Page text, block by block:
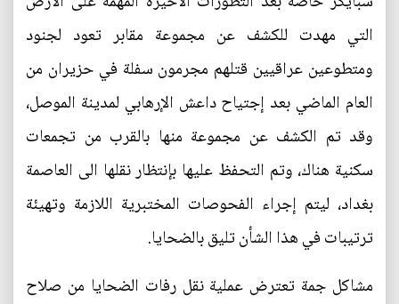
التي مهدت للكشف عن مجموعة مقابر تعود لجنود
ومتطوعين عراقيين قتلهم مجرمون سفلة في حزيران من
العام الماضي بعد إجتياح داعش الإرهابي لمدينة الموصل،
وقد تم الكشف عن مجموعة منها بالقرب من تجمعات
سكنية هناك، وتم التحفظ عليها بإنتظار نقلها الى العاصمة
بغداد، ليتم إجراء الفحوصات المختبرية اللازمة وتهيئة
ترتيبات في هذا الشأن تليق بالضحايا.
مشاكل جمة تعترض عملية نقل رفات الضحايا من صلاح